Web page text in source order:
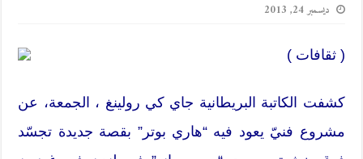
ديسمبر 24, 2013
( ثقافات )
كشفت الكاتبة البريطانية جاي كي رولينغ ، الجمعة، عن
مشروع فنيّ يعود فيه “هاري بوتر” بقصة جديدة تجسّد